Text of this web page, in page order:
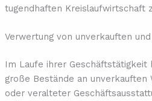
tugendhaften Kreislaufwirtschaft
Verwertung von unverkauften
Im Laufe ihrer
große Bestände an unverkauften
oder veralteter